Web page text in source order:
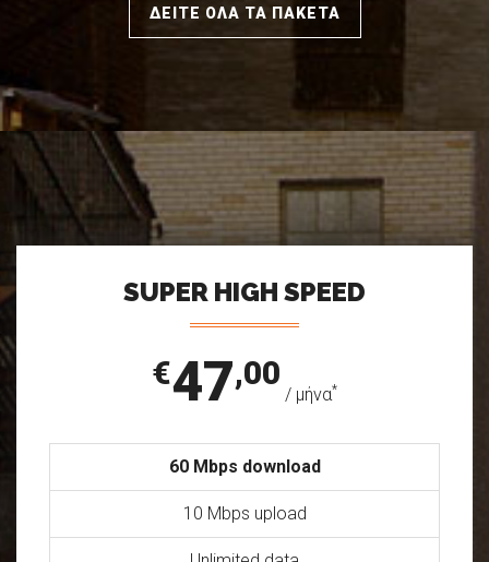
ΔΕΙΤΕ ΟΛΑ ΤΑ ΠΑΚΕΤΑ
SUPER HIGH SPEED
€47,00
/ μήνα*
60 Mbps download
10 Mbps upload